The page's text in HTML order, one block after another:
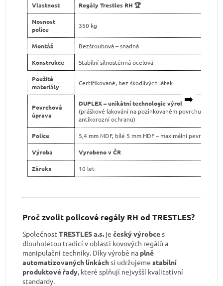
➡️
Vlastnost Regály Trestles RH 🏆
Nosnost
police
350 kg
Montáž Bezšroubová – snadná
Konstrukce Stabilní silnostěnná ocelová
Použité
materiály
Certifikované, bez škodlivých látek
Povrchová
úprava
DUPLEX – unikátní technologie výroby
(práškové lakování na pozinkovaném povrchu pro
antikorozní ochranu)
Police 5,4 mm MDF, bílé 5 mm HDF – maximální pevnost
Výroba Vyrobeno v ČR
Záruka 10 let
Proč zvolit policové regály RH od TRESTLES?
Společnost TRESTLES a.s. je český výrobces
dlouholetou tradicí v oblasti kovových regálů a
manipulační techniky. Díky výrobě na plně
automatizovaných linkáchsi udržujeme stabilní
produktové řady, které splňují nejvyšší kvalitativní
standardy.